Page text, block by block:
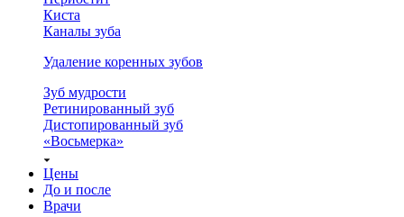
Киста
Каналы зуба
Удаление коренных зубов
Зуб мудрости
Ретинированный зуб
Дистопированный зуб
«Восьмерка»
Цены
До и после
Врачи